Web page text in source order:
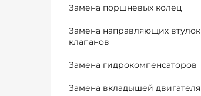
Замена поршневых колец
Замена направляющих втулок
клапанов
Замена гидрокомпенсаторов
Замена вкладышей двигателя